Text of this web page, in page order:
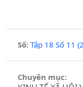
Số: Tập 18 Số 11
Chuyên mục: